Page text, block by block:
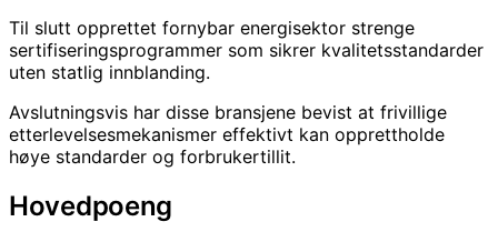
Til slutt opprettet fornybar energisektor strenge
sertifiseringsprogrammer som sikrer kvalitetsstandarder
uten statlig innblanding.
Avslutningsvis har disse bransjene bevist at frivillige
etterlevelsesmekanismer effektivt kan opprettholde
høye standarder og forbrukertillit.
Hovedpoeng